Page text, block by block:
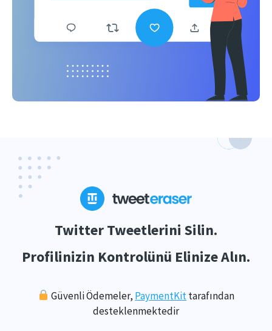
Twitter Tweetlerini Silin.
Profilinizin Kontrolünü Elinize Alın.
Güvenli Ödemeler, PaymentKittarafından
desteklenmektedir